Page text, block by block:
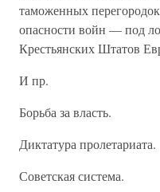
таможенных
опасности войн — под
Крестьянских Штатов
И пр.
Борьба за власть.
Диктатура пролетариата.
Советская система.